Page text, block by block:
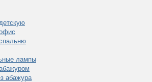
лампы
абажура